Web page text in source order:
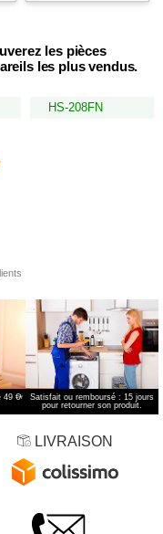
les pièces
les plus vendus.
HS-208FN
49 €*
Satisfait ou remboursé : 15 jours
pour retourner son produit.
LIVRAISON